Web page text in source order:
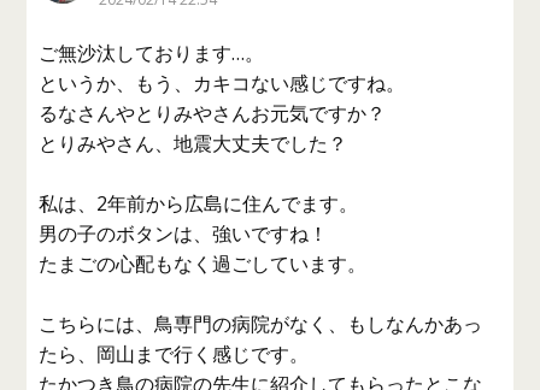
ご無沙汰しております…。
というか、もう、カキコない感じですね。
るなさんやとりみやさんお元気ですか？
とりみやさん、地震大丈夫でした？
私は、2年前から広島に住んでます。
男の子のボタンは、強いですね！
たまごの心配もなく過ごしています。
こちらには、鳥専門の病院がなく、もしなんかあっ
たら、岡山まで行く感じです。
たかつき鳥の病院の先生に紹介してもらったとこな